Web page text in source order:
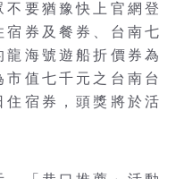
要猶豫快上官網登
券及餐券、台南七
龍海號遊船折價券為
值七千元之台南台
宿券，頭獎將於活